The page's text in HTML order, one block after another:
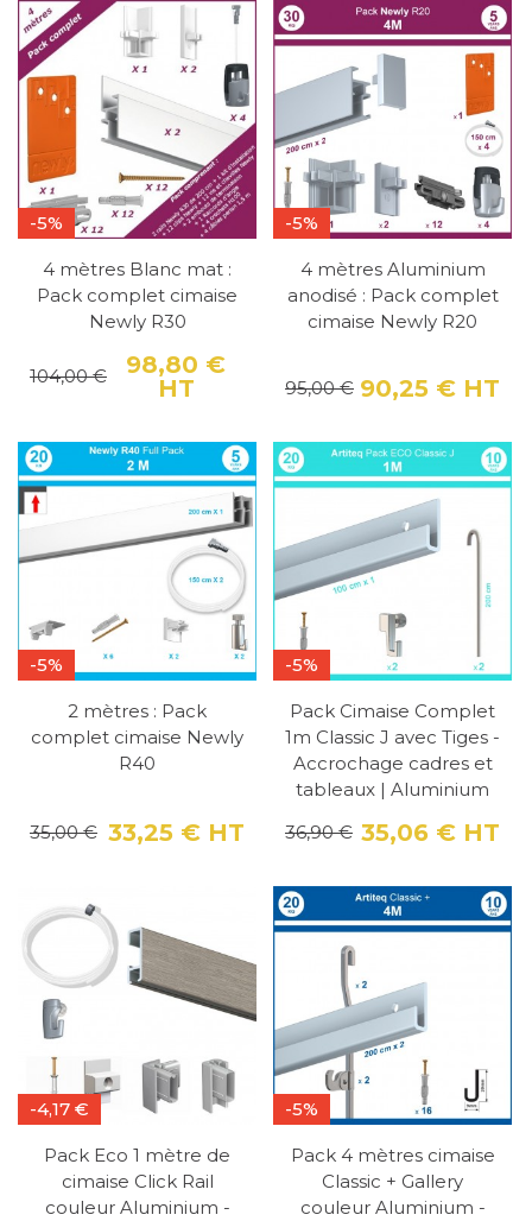
-5%
4 mètres Blanc mat :
Pack complet cimaise
Newly R30
98,80 €
HT
Prix de base
104,00 €
-5%
4 mètres Aluminium
anodisé : Pack complet
cimaise Newly R20
90,25 € HT
95,00 €
-5%
2 mètres : Pack
complet cimaise Newly
R40
33,25 € HT Prix de base
35,00 €
-5%
Pack Cimaise Complet
1m Classic J avec Tiges -
Accrochage cadres et
tableaux | Aluminium
35,06 € HT
36,90 €
-4,17 €
Pack Eco 1 mètre de
cimaise Click Rail
couleur Aluminium -
-5%
Pack 4 mètres cimaise
Classic + Gallery
couleur Aluminium -